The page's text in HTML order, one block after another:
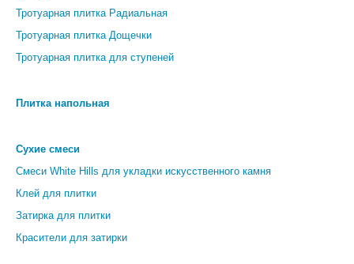
Тротуарная плитка Радиальная
Тротуарная плитка Дощечки
Тротуарная плитка для ступеней
Плитка напольная
Сухие смеси
Смеси White Hills для укладки искусственного камня
Клей для плитки
Затирка для плитки
Красители для затирки